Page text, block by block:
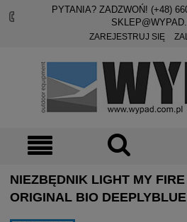
PYTANIA? ZADZWOŃ! (+48)
ZAREJESTRUJ SIĘ
NIEZBĘDNIK LIGHT MY
ORIGINAL BIO DEEPLYBLUE